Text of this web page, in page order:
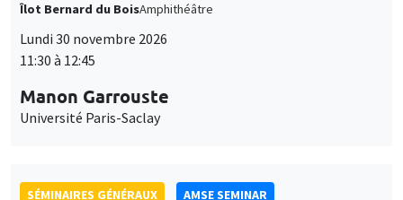
Lundi 30 novembre 2026
11:30 à 12:45
Manon Garrouste
Université Paris-Saclay